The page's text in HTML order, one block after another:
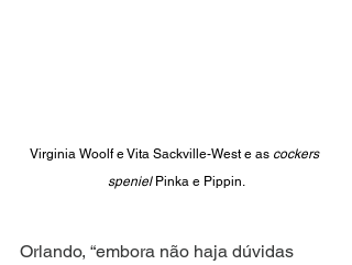
Virginia Woolf e Vita Sackville-West e as cockers
speniel Pinka e Pippin.
Orlando, “embora não haja dúvidas